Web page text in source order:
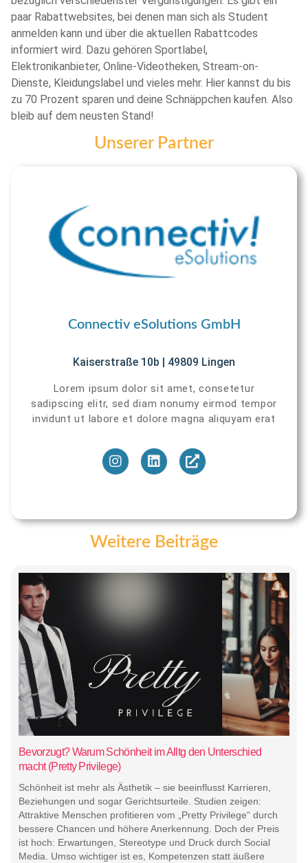
paar Rabattwebsites, bei denen man sich als Student
anmelden kann und über die aktuellen Rabattcodes
informiert wird. Dazu gehören Sportlabel,
Elektronikanbieter, Online-Videotheken, Stream-on-
Dienste, Kleidungslabel und vieles mehr. Hier kannst du bis
zu 70 Prozent sparen und deine Schnäppchen kaufen. Also
bleib auf dem neusten Stand!
Unserer Partner
Connectiv eSolutions GmbH
Kaiserstraße 10b | 49809 Lingen
Lorem ipsum dolor sit amet, consetetur
sadipscing elitr, sed diam nonumy eirmod tempor
invidunt ut labore et dolore magna aliquyam erat
Weitere Beiträge
Bevorzugt? Warum Schönheit im Alltg den Unterschied
macht (Pretty Privilege)
Schönheit ist mehr als Ästhetik – sie beeinflusst Karrieren,
Beziehungen und sogar Gerichtsurteile. Studien zeigen:
Attraktive Menschen profitieren vom „Pretty Privilege“ durch
bessere Chancen und höhere Anerkennung. Doch der Preis
ist hoch: Erwartungen, Stereotype und Druck durch Social
Media. Umso wichtiger ist es, Kompetenzen statt äußere